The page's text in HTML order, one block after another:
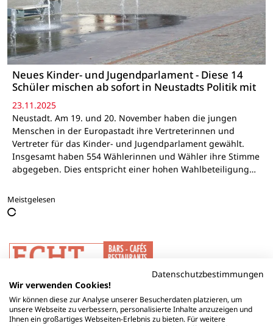
Neues Kinder- und Jugendparlament - Diese 14
Schüler mischen ab sofort in Neustadts Politik mit
23.11.2025
Neustadt. Am 19. und 20. November haben die jungen
Menschen in der Europastadt ihre Vertreterinnen und
Vertreter für das Kinder- und Jugendparlament gewählt.
Insgesamt haben 554 Wählerinnen und Wähler ihre Stimme
abgegeben. Dies entspricht einer hohen Wahlbeteiligung…
Meistgelesen
Datenschutzbestimmungen
Wir verwenden Cookies!
Wir können diese zur Analyse unserer Besucherdaten platzieren, um
unsere Webseite zu verbessern, personalisierte Inhalte anzuzeigen und
Ihnen ein großartiges Webseiten-Erlebnis zu bieten. Für weitere